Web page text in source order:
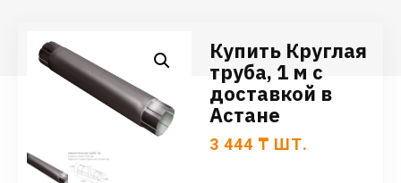
Купить Круглая
труба, 1 м с
доставкой в
Астане
3 444 ₸ ШТ.